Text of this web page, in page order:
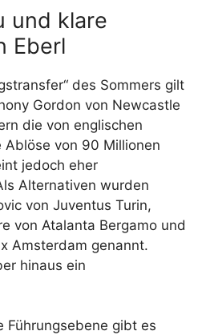
und klare
Eberl
des Sommers gilt
Gordon von Newcastle
die von englischen
von 90 Millionen
jedoch eher
Alternativen wurden
von Juventus Turin,
von Atalanta Bergamo und
Amsterdam genannt.
hinaus ein
Führungsebene gibt es